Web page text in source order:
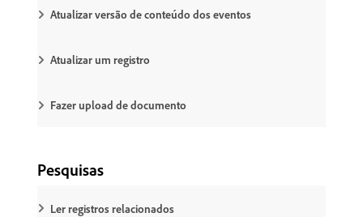
Atualizar versão de conteúdo dos eventos
Atualizar um registro
Fazer upload de documento
Pesquisas
Ler registros relacionados